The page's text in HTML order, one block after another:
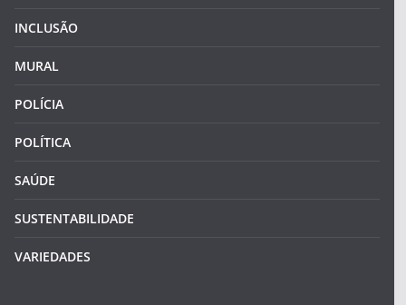
INCLUSÃO
MURAL
POLÍCIA
POLÍTICA
SAÚDE
SUSTENTABILIDADE
VARIEDADES